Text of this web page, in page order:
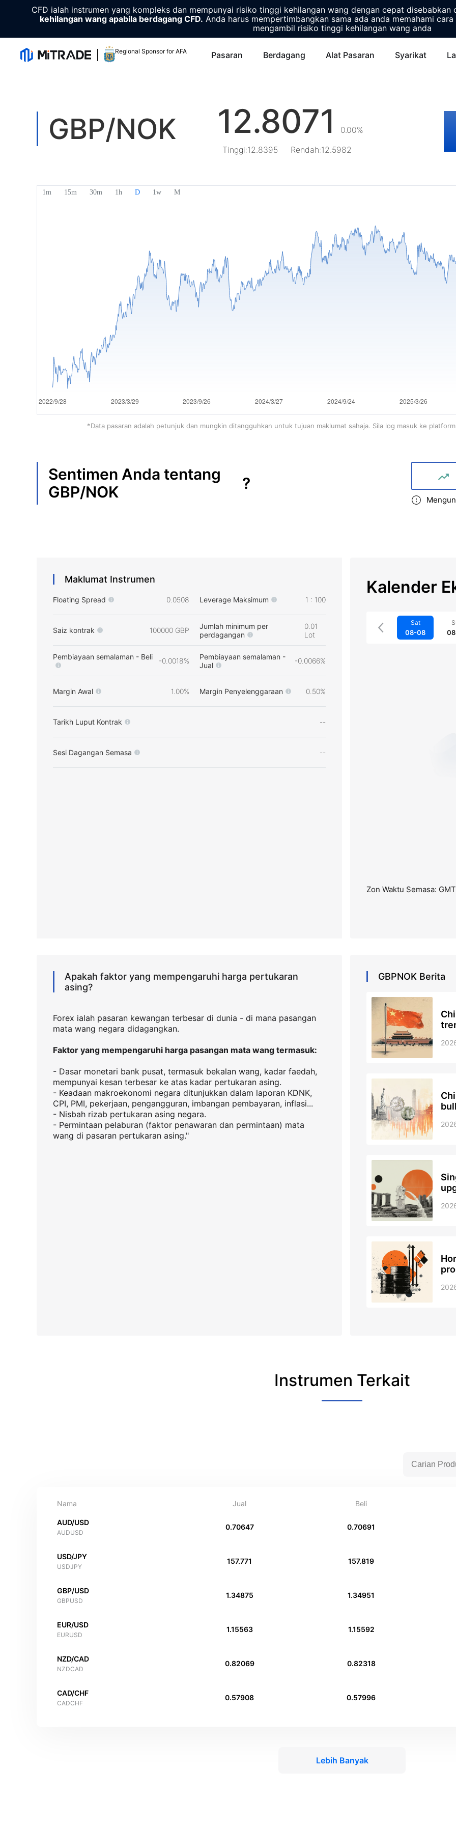
CFD ialah instrumen yang kompleks dan mempunyai risiko tinggi kehilangan wang dengan cepat disebabkan
kehilangan wang apabila berdagang CFD. Anda harus mempertimbangkan sama ada anda memahami
mengambil risiko tinggi kehilangan wang anda
Regional Sponsor for AFA Pasaran Berdagang Alat Pasaran Syarikat
GBP/NOK 12.8071
0.00%
Tinggi:12.8395 Rendah:12.5982
*Data pasaran adalah petunjuk dan mungkin ditangguhkan untuk tujuan maklumat sahaja. Sila log masuk ke
Sentimen Anda tentang
GBP/NOK
?
Maklumat Instrumen
Floating Spread 0.0508 Leverage Maksimum 1 : 100
Saiz kontrak 100000 GBP
Jumlah minimum per
perdagangan
0.01
Lot
Pembiayaan semalaman - Beli -0.0018%
Pembiayaan semalaman -
Jual
-0.0066%
Margin Awal 1.00% Margin Penyelenggaraan 0.50%
Tarikh Luput Kontrak --
Sesi Dagangan Semasa --
Kalender
Sat
08-08
Zon Waktu Semasa:
Apakah faktor yang mempengaruhi harga pertukaran
asing?
Forex ialah pasaran kewangan terbesar di dunia - di mana pasangan
mata wang negara didagangkan.
Faktor yang mempengaruhi harga pasangan mata wang termasuk:
- Dasar monetari bank pusat, termasuk bekalan wang, kadar faedah,
mempunyai kesan terbesar ke atas kadar pertukaran asing.
- Keadaan makroekonomi negara ditunjukkan dalam laporan KDNK,
CPI, PMI, pekerjaan, pengangguran, imbangan pembayaran, inflasi...
- Nisbah rizab pertukaran asing negara.
- Permintaan pelaburan (faktor penawaran dan permintaan) mata
wang di pasaran pertukaran asing."
GBPNOK Berita
Instrumen Terkait
Nama Jual Beli
AUD/USD
AUDUSD
0.70647 0.70691
USD/JPY
USDJPY
157.771 157.819
GBP/USD
GBPUSD
1.34875 1.34951
EUR/USD
EURUSD
1.15563 1.15592
NZD/CAD
NZDCAD
0.82069 0.82318
CAD/CHF
CADCHF
0.57908 0.57996
Lebih Banyak